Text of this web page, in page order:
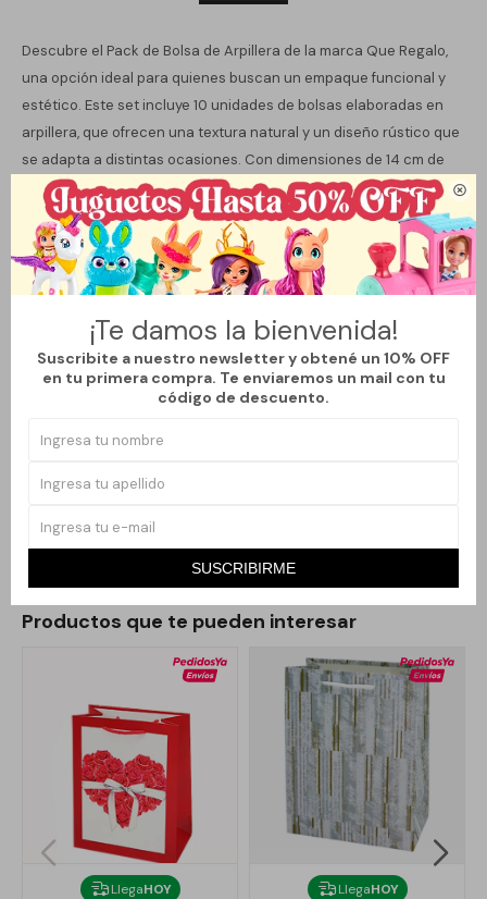

¡Te damos la bienvenida!
Suscribite a nuestro newsletter y obtené un 10% OFF
en tu primera compra. Te enviaremos un mail con tu
código de descuento.
SUSCRIBIRME
Descubre el Pack de Bolsa de Arpillera de la marca Que Regalo,
una opción ideal para quienes buscan un empaque funcional y
estético. Este set incluye 10 unidades de bolsas elaboradas en
arpillera, que ofrecen una textura natural y un diseño rústico que
se adapta a distintas ocasiones. Con dimensiones de 14 cm de
altura y 10 cm de largo, estas bolsas son perfectas para envolver
pequeños obsequios o para utilizar en proyectos de decoración.
Gracias a su material ecológico, contribuyes al cuidado del medio
ambiente, haciendo una elección responsable y sostenible. Su
situaciones, desde presentaciones de regalos hasta
decoraciones en eventos. La ausencia de adhesivos y manijas
garantiza un manejo sencillo y práctico, sin comprometer su
Opta por el Pack de Bolsa de Arpillera para añadir un toque
auténtico y artesanal a tus empaques. Ideal para quienes valoran
Productos que te pueden interesar
LlegaHOY
LlegaHOY